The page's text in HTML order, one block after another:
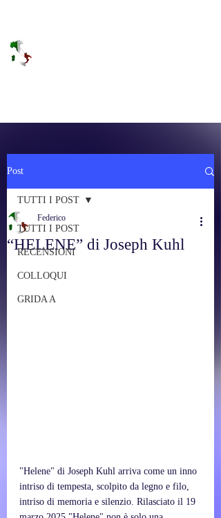
Post
TUTTI I POST
RECENSIONI
COLLOQUI
GRIDA A
TUTTI I POST
“HELENE” di Joseph Kuhl
Federico
"Helene" di Joseph Kuhl arriva come un inno
intriso di tempesta, scolpito da legno e filo,
intriso di memoria e silenzio. Rilasciato il 19